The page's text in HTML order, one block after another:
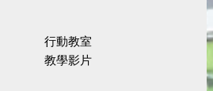
行動教室
教學影片